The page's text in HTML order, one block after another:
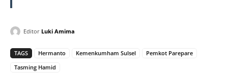
Editor Luki Amima
TAGS Hermanto Kemenkumham Sulsel
Pemkot Parepare
Tasming Hamid